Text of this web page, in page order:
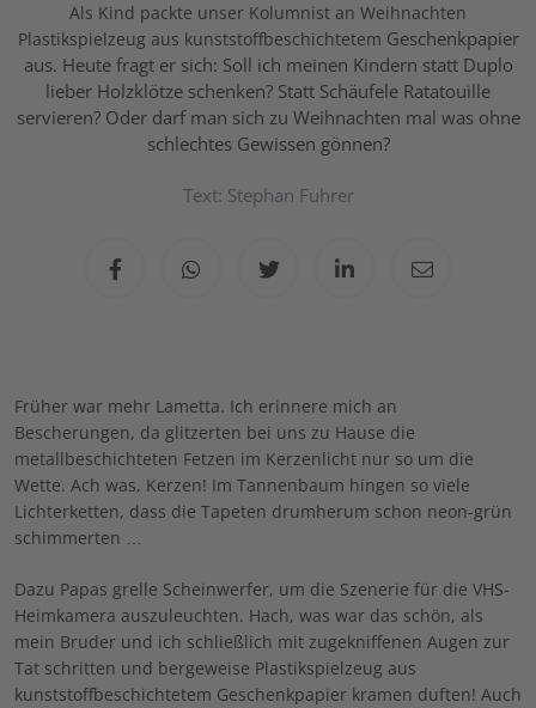
Als Kind packte unser Kolumnist an Weihnachten
Plastikspielzeug aus kunststoffbeschichtetem Geschenkpapier
aus. Heute fragt er sich: Soll ich meinen Kindern statt Duplo
lieber Holzklötze schenken? Statt Schäufele Ratatouille
servieren? Oder darf man sich zu Weihnachten mal was ohne
schlechtes Gewissen gönnen?
Text: Stephan Fuhrer
Früher war mehr Lametta. Ich erinnere mich an
Bescherungen, da glitzerten bei uns zu Hause die
metallbeschichteten Fetzen im Kerzenlicht nur so um die
Wette. Ach was, Kerzen! Im Tannenbaum hingen so viele
Lichterketten, dass die Tapeten drumherum schon neon-grün
schimmerten …
Dazu Papas grelle Scheinwerfer, um die Szenerie für die VHS-
Heimkamera auszuleuchten. Hach, was war das schön, als
mein Bruder und ich schließlich mit zugekniffenen Augen zur
Tat schritten und bergeweise Plastikspielzeug aus
kunststoffbeschichtetem Geschenkpapier kramen duften! Auch